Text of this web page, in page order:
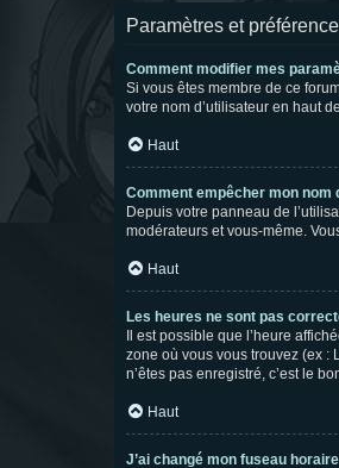
Paramètres et
Comment modifier mes
Si vous êtes membre de ce
votre nom d’utilisateur en haut
Haut
Comment empêcher mon nom
Depuis votre panneau de
modérateurs et vous-même.
Haut
Les heures ne sont pas
Il est possible que l’heure
zone où vous vous trouvez (ex :
n’êtes pas enregistré, c’est le
Haut
J’ai changé mon fuseau